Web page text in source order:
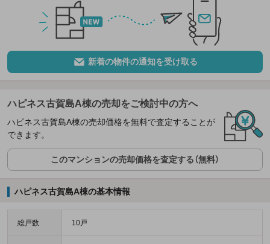
新着の物件の通知を受け取る
ハピネス古賀島A棟の売却をご検討中の方へ
ハピネス古賀島A棟の売却価格を無料で査定することが
できます。
このマンションの売却価格を査定する（無料）
ハピネス古賀島A棟の基本情報
総戸数 10戸